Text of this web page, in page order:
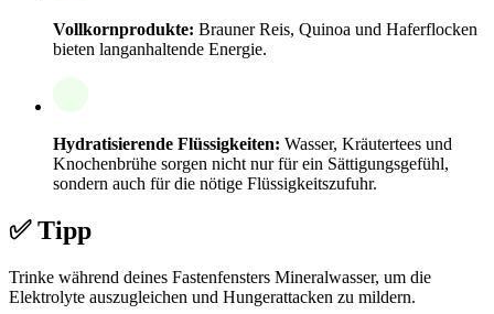
Vollkornprodukte: Brauner Reis, Quinoa und Haferflocken
bieten langanhaltende Energie.
Hydratisierende Flüssigkeiten: Wasser, Kräutertees und
Knochenbrühe sorgen nicht nur für ein Sättigungsgefühl,
sondern auch für die nötige Flüssigkeitszufuhr.
✅ Tipp
Trinke während deines Fastenfensters Mineralwasser, um die
Elektrolyte auszugleichen und Hungerattacken zu mildern.